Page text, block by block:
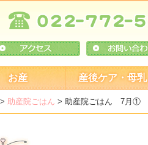
お産 産後ケア・母乳
> 助産院ごはん > 助産院ごはん 7月①